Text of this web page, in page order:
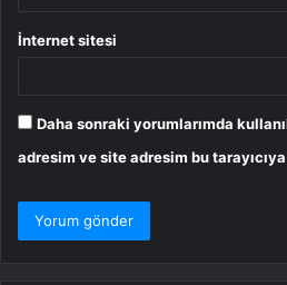
İnternet sitesi
Daha sonraki yorumlarımda
adresim ve site adresim bu